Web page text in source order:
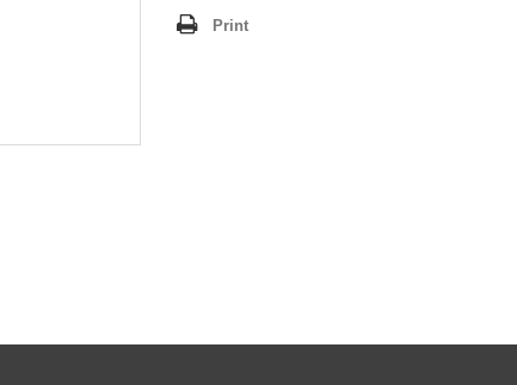
Print